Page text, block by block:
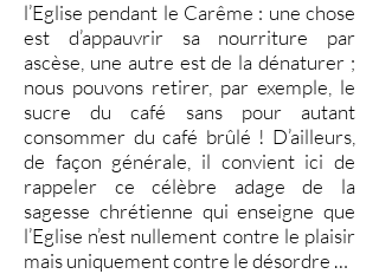
l’Eglise pendant le Carême : une chose
est d’appauvrir sa nourriture par
ascèse, une autre est de la dénaturer ;
nous pouvons retirer, par exemple, le
sucre du café sans pour autant
consommer du café brûlé ! D’ailleurs,
de façon générale, il convient ici de
rappeler ce célèbre adage de la
sagesse chrétienne qui enseigne que
l’Eglise n’est nullement contre le plaisir
mais uniquement contre le désordre …